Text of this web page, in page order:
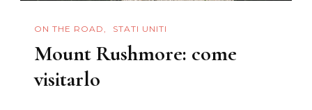
ON THE ROAD STATI UNITI
Mount Rushmore: come
visitarlo